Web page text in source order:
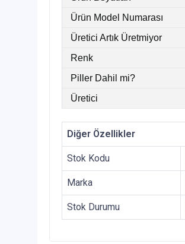
Ürün Model Numarası
Üretici Artık Üretmiyor
Renk
Piller Dahil mi?
Üretici
Diğer Özellikler
Stok Kodu
Marka
Stok Durumu